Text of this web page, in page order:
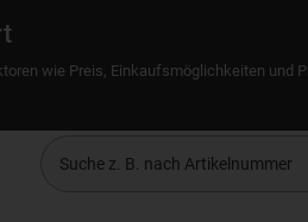
wie Preis, Einkaufsmöglichkeiten und